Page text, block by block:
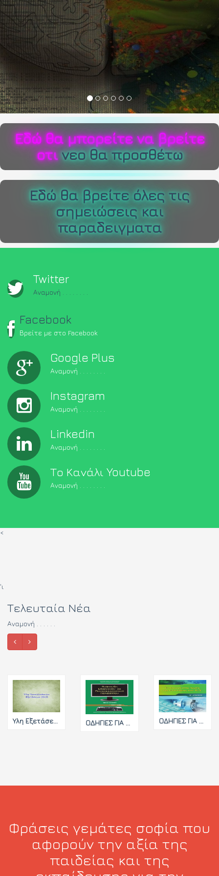
καθηγητές...............
Η σελίδα είναι υπο κατασκεύη. Ευχαριστώ για την
Εδώ θα μπορείτε να βρείτε
οτινεο θα προσθέτω
Εδώ θα βρείτε όλες τις
σημειώσεις και
παραδειγματα
Twitter
Αναμονή . . . . . . . .
Facebook
Βρείτε με στο Facebook
Google Plus
Αναμονή . . . . . . . .
Instagram
Αναμονή . . . . . . . .
Linkedin
Αναμονή . . . . . . . .
Το Κανάλι Youtube
Αναμονή . . . . . . . .
<
'ι
Τελευταία Νέα
Αναμονή . . . . . .
Ύλη Εξετάσεων 2018 - 2019 ΟΔΗΓΙΕΣ ΓΙΑ ΤΗ ΔΙΔΑΣΚΑΛΙΑ ΤΟΥ ΜΑΘΗΜΑΤΟΣ ΑΝΑΠΤΥΞΗ ΕΦΑΡΜΟΓΩΝ ΣΕ ΠΡΟΓΡΑΜΜΑΤΙΣΤΙΚΟ ΠΕΡΙΒΑΛΛΟΝ ΟΔΗΓΙΕΣ ΓΙΑ ΤΗ ΔΙΔΑΣΚΑΛΙΑ ΤΟΥ ΜΑΘΗΜΑΤΟΣ ΕΙΣΑΓΩΓΗ ΣΤΙΣ ΑΡΧΕΣ ΤΗΣ ΕΠΙΣΤΗΜΗΣ ΤΩΝ Η/Υ
Φράσεις γεμάτες σοφία που
αφορούν την αξία της
παιδείας και της